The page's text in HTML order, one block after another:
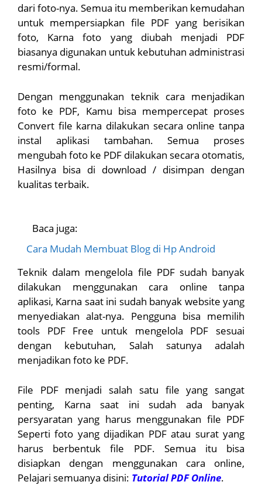
dari foto-nya. Semua itu memberikan kemudahan
untuk mempersiapkan file PDF yang berisikan
foto, Karna foto yang diubah menjadi PDF
biasanya digunakan untuk kebutuhan administrasi
resmi/formal.
Dengan menggunakan teknik cara menjadikan
foto ke PDF, Kamu bisa mempercepat proses
Convert file karna dilakukan secara online tanpa
instal aplikasi tambahan. Semua proses
mengubah foto ke PDF dilakukan secara otomatis,
Hasilnya bisa di download / disimpan dengan
kualitas terbaik.
Baca juga:
Cara Mudah Membuat Blog di Hp Android
Teknik dalam mengelola file PDF sudah banyak
dilakukan menggunakan cara online tanpa
aplikasi, Karna saat ini sudah banyak website yang
menyediakan alat-nya. Pengguna bisa memilih
tools PDF Free untuk mengelola PDF sesuai
dengan kebutuhan, Salah satunya adalah
menjadikan foto ke PDF.
File PDF menjadi salah satu file yang sangat
penting, Karna saat ini sudah ada banyak
persyaratan yang harus menggunakan file PDF
Seperti foto yang dijadikan PDF atau surat yang
harus berbentuk file PDF. Semua itu bisa
disiapkan dengan menggunakan cara online,
Pelajari semuanya disini: Tutorial PDF Online.